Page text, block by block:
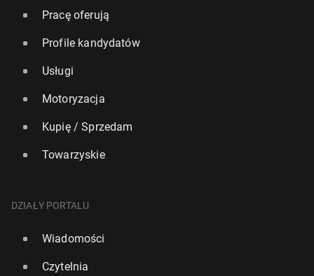
Pracę oferują
Profile kandydatów
Usługi
Motoryzacja
Kupię / Sprzedam
Towarzyskie
DZIAŁY PORTALU
Wiadomości
Czytelnia